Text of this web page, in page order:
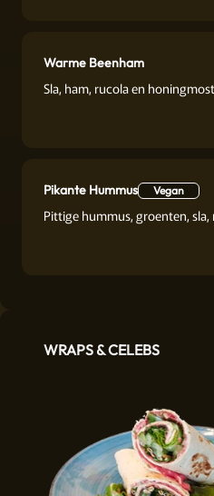
Warme Beenham
Sla, ham, rucola en
Pikante Hummus Vegan
Pittige hummus, groenten,
WRAPS & CELEBS